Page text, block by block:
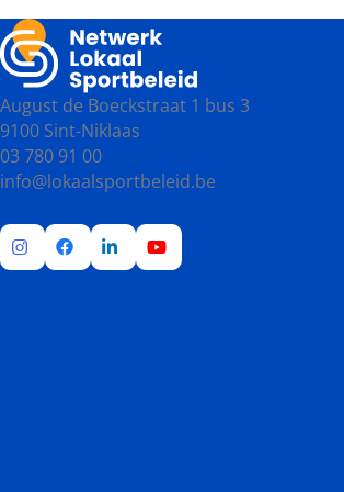
in
jullie
brievenbus
August de Boeckstraat 1 bus 3
9100 Sint-Niklaas
03 780 91 00
info@lokaalsportbeleid.be